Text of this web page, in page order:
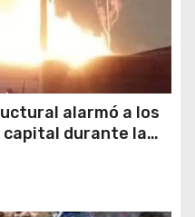
alarmó a los
capital durante la
julio de 2026